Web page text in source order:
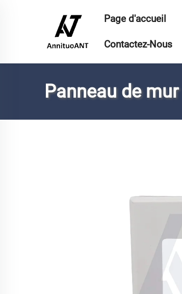
Page d'accueil
Contactez-Nous
Panneau de mur